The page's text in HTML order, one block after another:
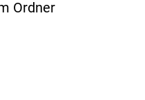
Ordner